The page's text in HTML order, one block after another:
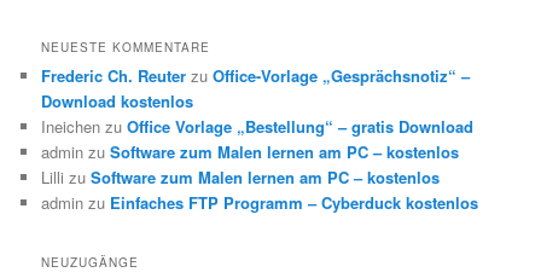
NEUESTE KOMMENTARE
Frederic Ch. Reuter zuOffice-Vorlage „Gesprächsnotiz“ –
Download kostenlos
Ineichen zuOffice Vorlage „Bestellung“ – gratis Download
admin zuSoftware zum Malen lernen am PC – kostenlos
Lilli zuSoftware zum Malen lernen am PC – kostenlos
admin zu Einfaches FTP Programm – Cyberduck kostenlos
NEUZUGÄNGE